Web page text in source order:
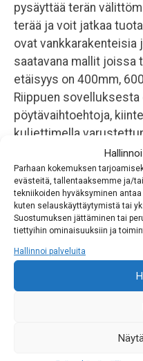
Parhaan kokemuksen
evästeitä, tallentaaksemme ja/
tekniikoiden hyväksyminen
kuten selauskäyttäytymistä tai
Suostumuksen jättäminen tai
tiettyihin ominaisuuksiin ja
Hallinnoi palveluita
pysäyttää terän
terää ja voit jatkaa
ovat vankkarakenteisia
saatavana mallit joissa
etäisyys on 400mm,
Riippuen sovelluksesta
pöytävaihtoehtoja,
kuljettimella
työntimiä,